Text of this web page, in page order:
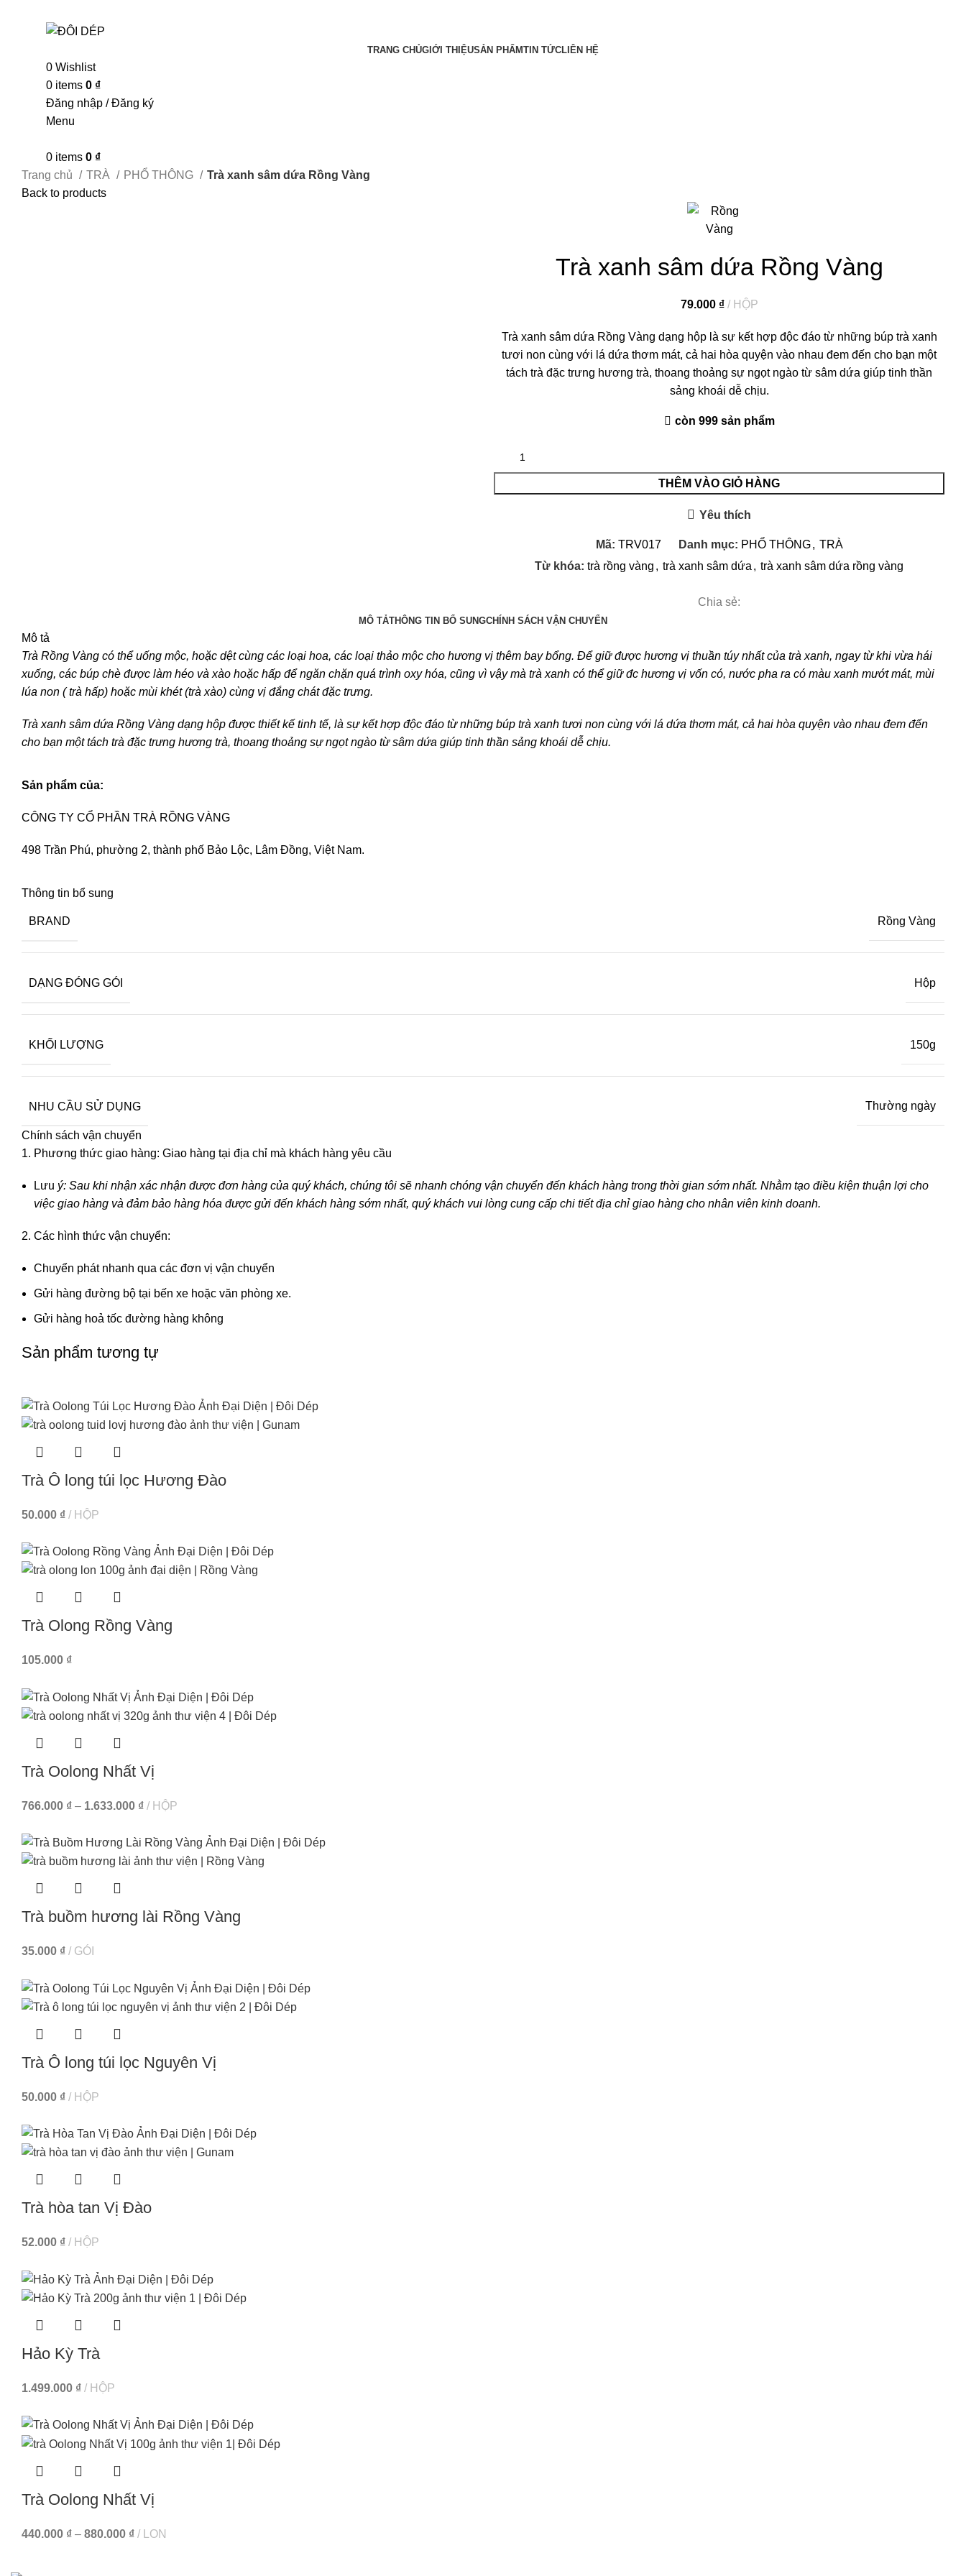
TRANG CHỦGIỚI THIỆUSẢN PHẨMTIN TỨCLIÊN HỆ
0 Wishlist
0 items 0 ₫
Đăng nhập / Đăng ký
Menu
0 items 0 ₫
Trang chủ
TRÀ PHỔ THÔNG
Trà xanh sâm dứa Rồng Vàng
Back to products
Trà xanh sâm dứa Rồng Vàng
79.000 ₫ HỘP
Trà xanh sâm dứa Rồng Vàng dạng hộp là sự kết hợp độc đáo từ những búp trà xanh
tươi non cùng với lá dứa thơm mát, cả hai hòa quyện vào nhau đem đến cho bạn một
tách trà đặc trưng hương trà, thoang thoảng sự ngọt ngào từ sâm dứa giúp tinh thần
sảng khoái dễ chịu.
còn 999 sản phẩm
THÊM VÀO GIỎ HÀNG
Yêu thích
Mã: TRV017 Danh mục: PHỔ THÔNG , TRÀ
Từ khóa: trà rồng vàng , trà xanh sâm dứa , trà xanh sâm dứa rồng vàng
Chia sẻ:
MÔ TẢTHÔNG TIN BỔ SUNGCHÍNH SÁCH VẬN CHUYỂN
Mô tả
Trà Rồng Vàng có thể uống mộc, hoặc dệt cùng các loại hoa, các loại thảo mộc cho hương vị thêm bay bổng. Để giữ được hương vị thuần túy nhất của trà xanh, ngay từ khi vừa hái
xuống, các búp chè được làm héo và xào hoặc hấp để ngăn chặn quá trình oxy hóa, cũng vì vậy mà trà xanh có thể giữ đc hương vị vốn có, nước pha ra có màu xanh mướt mát, mùi
lúa non ( trà hấp) hoặc mùi khét (trà xào) cùng vị đắng chát đặc trưng.
Trà xanh sâm dứa Rồng Vàng dạng hộp được thiết kế tinh tế, là sự kết hợp độc đáo từ những búp trà xanh tươi non cùng với lá dứa thơm mát, cả hai hòa quyện vào nhau đem đến
cho bạn một tách trà đặc trưng hương trà, thoang thoảng sự ngọt ngào từ sâm dứa giúp tinh thần sảng khoái dễ chịu.
Sản phẩm của:
CÔNG TY CỔ PHẦN TRÀ RỒNG VÀNG
498 Trần Phú, phường 2, thành phố Bảo Lộc, Lâm Đồng, Việt Nam.
Thông tin bổ sung
BRAND Rồng Vàng
DẠNG ĐÓNG GÓI Hộp
KHỐI LƯỢNG 150g
NHU CẦU SỬ DỤNG Thường ngày
Chính sách vận chuyển
Phương thức giao hàng: Giao hàng tại địa chỉ mà khách hàng yêu cầu
Lưu ý: Sau khi nhận xác nhận được đơn hàng của quý khách, chúng tôi sẽ nhanh chóng vận chuyển đến khách hàng trong thời gian sớm nhất. Nhằm tạo điều kiện thuận lợi cho
việc giao hàng và đảm bảo hàng hóa được gửi đến khách hàng sớm nhất, quý khách vui lòng cung cấp chi tiết địa chỉ giao hàng cho nhân viên kinh doanh.
Các hình thức vận chuyển:
Chuyển phát nhanh qua các đơn vị vận chuyển
Gửi hàng đường bộ tại bến xe hoặc văn phòng xe.
Gửi hàng hoả tốc đường hàng không
Sản phẩm tương tự
Trà Ô long túi lọc Hương Đào
50.000 ₫ HỘP
Trà Olong Rồng Vàng
105.000 ₫
Trà Oolong Nhất Vị
766.000 ₫ – 1.633.000 ₫ HỘP
Trà buồm hương lài Rồng Vàng
35.000 ₫ GÓI
Trà Ô long túi lọc Nguyên Vị
50.000 ₫ HỘP
Trà hòa tan Vị Đào
52.000 ₫ HỘP
Hảo Kỳ Trà
1.499.000 ₫ HỘP
Trà Oolong Nhất Vị
440.000 ₫ – 880.000 ₫ LON